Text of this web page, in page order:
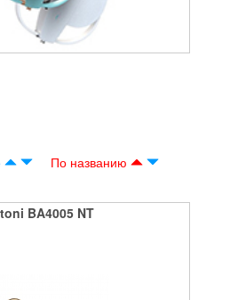
По названию
BA4005 NT